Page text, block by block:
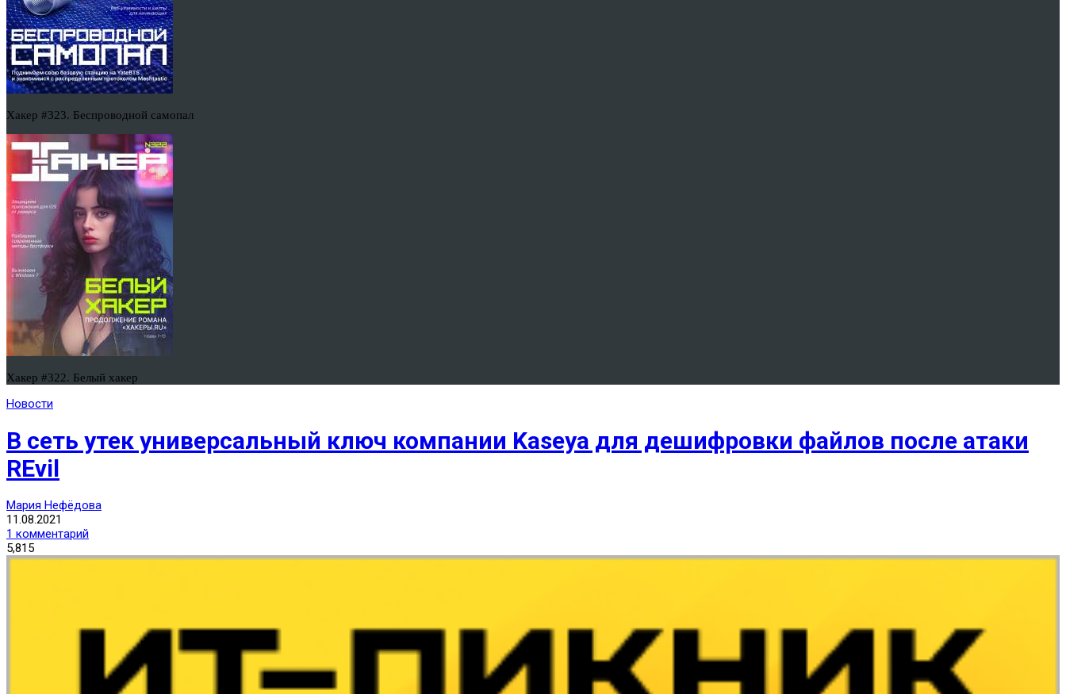
Хакер #323. Беспроводной самопал
Хакер #322. Белый хакер
Новости
В сеть утек универсальный ключ компании Kaseya для дешифровки файлов после атаки
REvil
Мария Нефёдова
11.08.2021
1 комментарий
5,815